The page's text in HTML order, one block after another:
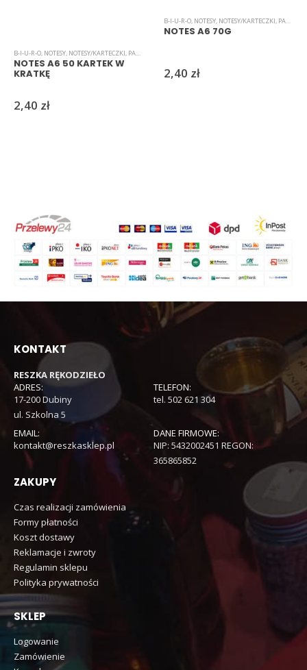
B-I-U-R-O, NOTESY, NOTESY/KARTECZKI, PAPIER
NOTES A6 50 KARTEK W
KRATKĘ
2,40 zł
B-I-U-R-O, NOTESY, NOTESY/KARTECZKI, PAPIER
NOTES A6 70G
2,40 zł
KONTAKT
RESZKA RĘKODZIEŁO
ADRES:
17-200 Dubiny
ul. Szkolna 5
TELEFON:
tel. 502 621 304
EMAIL:
kontakt@reszkasklep.pl
DANE FIRMOWE:
NIP: 5432002451 REGON:
365865852
ZAKUPY
Czas realizacji zamówienia
Formy płatności
Koszt dostawy
Reklamacje i zwroty
Regulamin sklepu
Polityka prywatności
SKLEP
Logowanie
Zamówienie